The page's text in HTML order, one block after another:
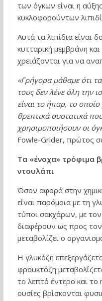
των όγκων είναι η
κυκλοφορούντων
Αυτά τα λιπίδια είναι
κυτταρική μεμβράνη
χρειάζονται για να
«Γρήγορα μάθαμε ότι
τους δεν λένε όλη την
είναι το ήπαρ, το
θρεπτικά συστατικά
χρησιμοποιήσουν οι
Fowle-Grider, πρώτος
Τα «ένοχα» τρόφιμα
ντουλάπι
Όσον αφορά στην
είναι παρόμοια με τη
τύποι σακχάρων, με
διαφέρουν ως προς
μεταβολίζει ο
Η γλυκόζη
φρουκτόζη
το λεπτό έντερο και το
ουσίες βρίσκονται